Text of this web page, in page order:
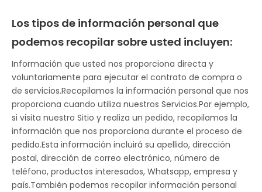
Los tipos de información personal que
podemos recopilar sobre usted incluyen:
Información que usted nos proporciona directa y
voluntariamente para ejecutar el contrato de compra o
de servicios.Recopilamos la información personal que nos
proporciona cuando utiliza nuestros Servicios.Por ejemplo,
si visita nuestro Sitio y realiza un pedido, recopilamos la
información que nos proporciona durante el proceso de
pedido.Esta información incluirá su apellido, dirección
postal, dirección de correo electrónico, número de
teléfono, productos interesados, Whatsapp, empresa y
país.También podemos recopilar información personal